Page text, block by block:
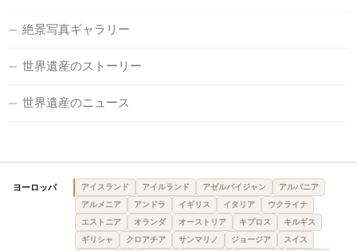
絶景写真ギャラリー
世界遺産のストーリー
世界遺産のニュース
ヨーロッパ アイスランド アイルランド アゼルバイジャン
アルバニア
アルメニア
アンドラ イギリス イタリア
ウクライナ
エストニア
オランダ オーストリア キプロス
キルギス
ギリシャ
クロアチア サンマリノ ジョージア
スイス